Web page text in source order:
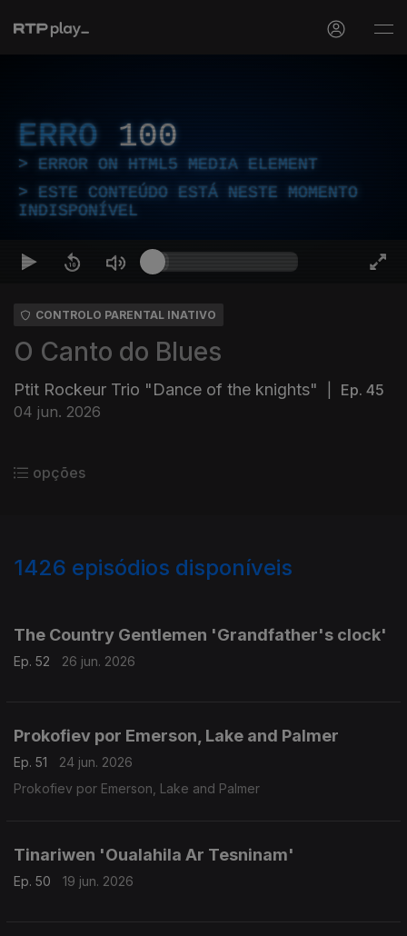
ERRO 100
ERROR ON HTML5 MEDIA ELEMENT
ESTE CONTEÚDO ESTÁ NESTE MOMENTO
INDISPONÍVEL
CONTROLO PARENTAL INATIVO
O Canto do Blues
Ptit Rockeur Trio "Dance of the knights"
Ep. 45
04 jun. 2026
opções
1426 episódios disponíveis
The Country Gentlemen 'Grandfather's clock'
Ep. 52 26 jun. 2026
Prokofiev por Emerson, Lake and Palmer
Ep. 51
24 jun. 2026
Prokofiev por Emerson, Lake and Palmer
Tinariwen 'Oualahila Ar Tesninam'
Ep. 50 19 jun. 2026